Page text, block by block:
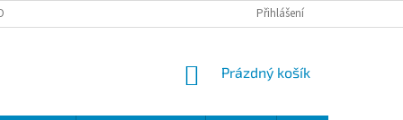
ÚDAJŮ MOJE OBJEDNÁVKA
Přihlášení
NÁKUPNÍ
Prázdný košík